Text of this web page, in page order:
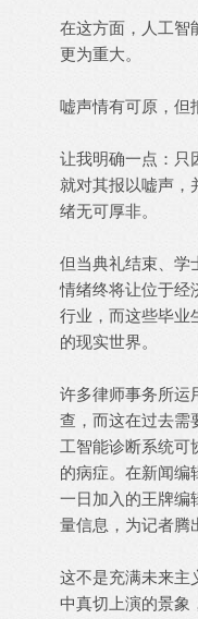
在这方面，人工智
更为重大。
嘘声情有可原，但
让我明确一点：只
就对其报以嘘声，
绪无可厚非。
但当典礼结束、学
情绪终将让位于经
行业，而这些毕业
的现实世界。
许多律师事务所运
查，而这在过去需
工智能诊断系统可
的病症。在新闻
一日加入的王牌
量信息，为记者腾
这不是充满未来主
中真切上演的景象